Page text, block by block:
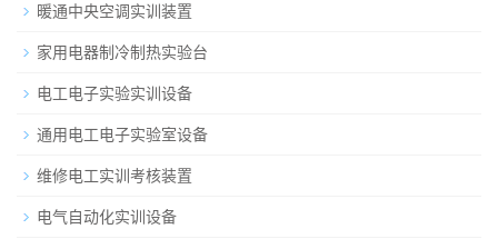
暖通中央空调实训装置
家用电器制冷制热实验台
电工电子实验实训设备
通用电工电子实验室设备
维修电工实训考核装置
电气自动化实训设备